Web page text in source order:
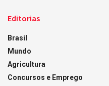
Editorias
Brasil
Mundo
Agricultura
Concursos e Emprego